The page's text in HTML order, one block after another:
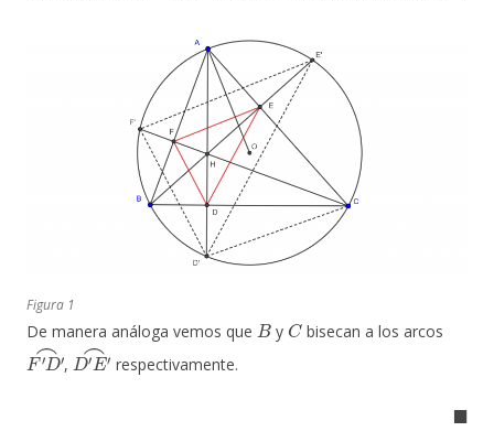
Figura 1
De manera análoga vemos que
B
y
C
bisecan a los arcos
F′D′⌢
,
D′E′⌢
respectivamente.
◼